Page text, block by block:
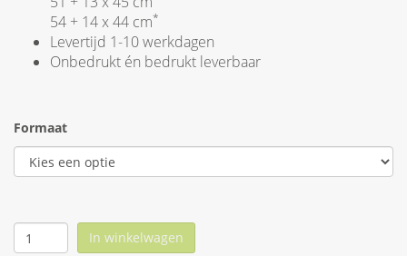
54 + 14 x 44 cm*
Levertijd 1-10 werkdagen
Onbedrukt én bedrukt leverbaar
Formaat
In winkelwagen